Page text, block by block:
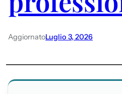
AggiornatoLuglio 3, 2026